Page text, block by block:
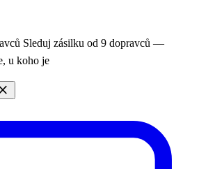
Sleduj zásilku od 9 dopravců —
u koho je